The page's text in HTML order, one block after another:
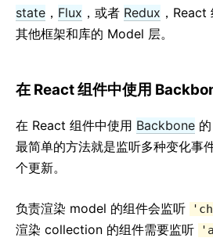
state ， Flux ，或者 Redux ，
其他框架和库的 Model 层。
在 React 组件中使用
在 React 组件中使用 Backbone
最简单的方法就是监听多种变化事
个更新。
负责渲染 model 的组件会监听
渲染 collection 的组件需要监听